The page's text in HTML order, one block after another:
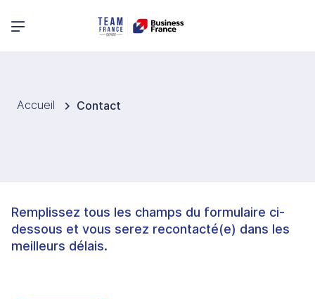
Menu principal
Accueil Contact
Remplissez tous les champs du formulaire ci-
dessous et vous serez recontacté(e) dans les
meilleurs délais.